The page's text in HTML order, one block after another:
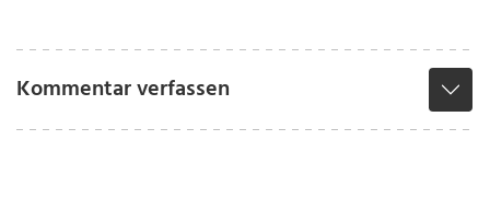
Kommentar verfassen